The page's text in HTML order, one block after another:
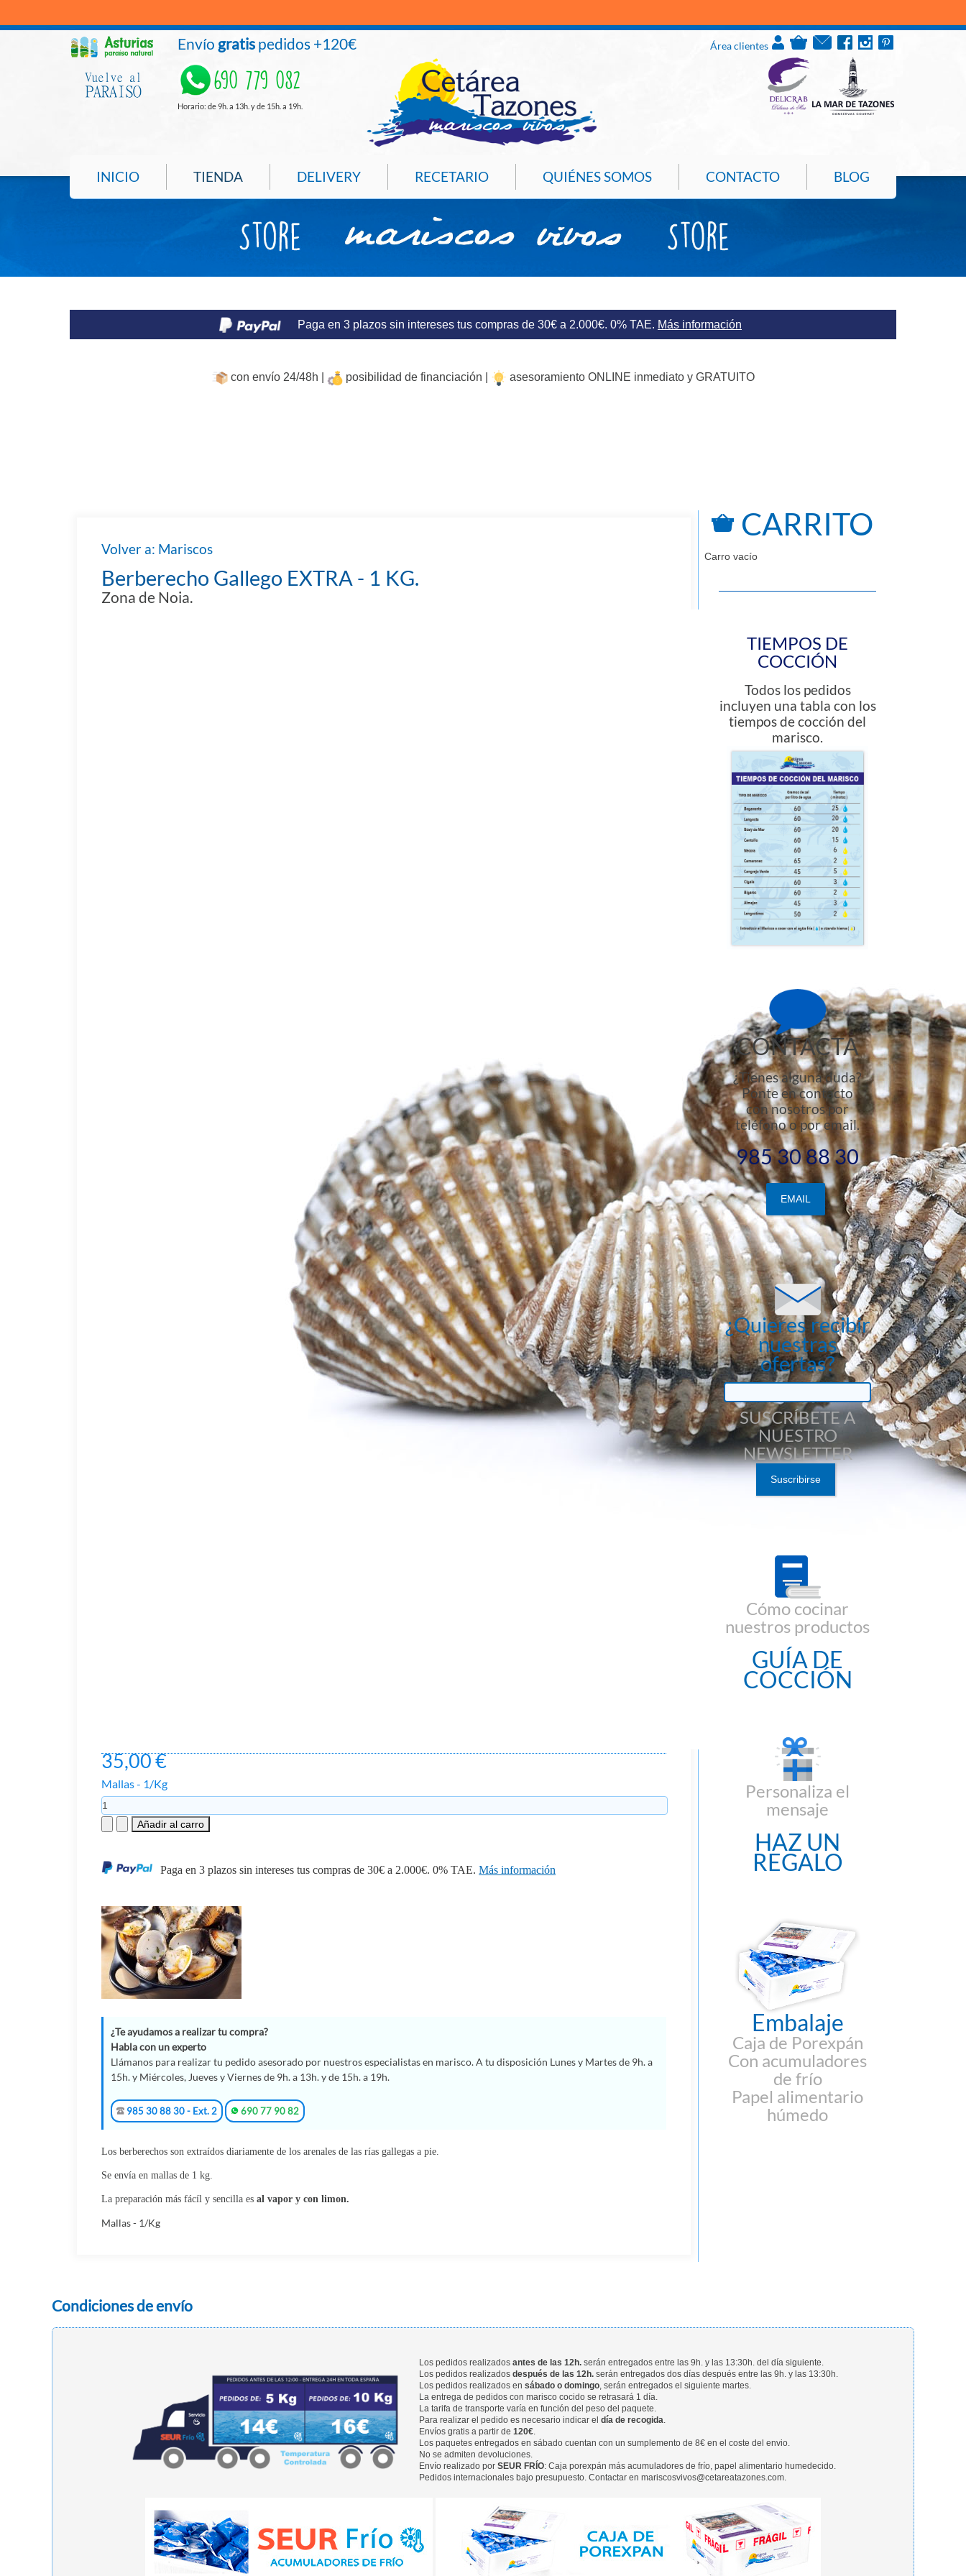
Envío gratispedidos +120€ Área clientes
690 779 082
Horario: de 9h. a 13h. y de 15h. a 19h.
INICIO TIENDA DELIVERY RECETARIO QUIÉNES SOMOS CONTACTO BLOG
Paga en 3 plazos sin intereses tus compras de 30€ a 2.000€. 0% TAE. Más información
con envío 24/48h | posibilidad de financiación | asesoramiento ONLINE inmediato y GRATUITO
Volver a: Mariscos
Berberecho Gallego EXTRA - 1 KG.
Zona de Noia.
35,00 €
Mallas - 1/Kg
Paga en 3 plazos sin intereses tus compras de 30€ a 2.000€. 0% TAE.Más información
¿Te ayudamos a realizar tu compra?
Habla con un experto
Llámanos para realizar tu pedido asesorado por nuestros especialistas en marisco. A tu disposición Lunes y Martes de 9h. a
15h. y Miércoles, Jueves y Viernes de 9h. a 13h. y de 15h. a 19h.
985 30 88 30 - Ext. 2 690 77 90 82
Los berberechos son extraídos diariamente de los arenales de las rías gallegas a pie.
Se envía en mallas de 1 kg.
La preparación más fácíl y sencilla esal vapor y con limon.
Mallas - 1/Kg
CARRITO
Carro vacío
TIEMPOS DE
COCCIÓN
Todos los pedidos
incluyen una tabla con los
tiempos de cocción del
marisco.
CONTACTA
¿Tienes alguna duda?
Ponte en contacto
con nosotros por
teléfono o por email.
985 30 88 30
EMAIL
¿Quieres recibir
nuestras
ofertas?
SUSCRÍBETE A
NUESTRO
NEWSLETTER
Cómo cocinar
nuestros productos
GUÍA DE
COCCIÓN
Personaliza el
mensaje
HAZ UN
REGALO
Embalaje
Caja de Porexpán
Con acumuladores
de frío
Papel alimentario
húmedo
Condiciones de envío
Los pedidos realizados antes de las 12h.serán entregados entre las 9h. y las 13:30h. del día siguiente.
Los pedidos realizados después de las 12h.serán entregados dos días después entre las 9h. y las 13:30h.
Los pedidos realizados en sábado o domingo, serán entregados el siguiente martes.
La entrega de pedidos con marisco cocido se retrasará 1 día.
La tarifa de transporte varía en función del peso del paquete.
Para realizar el pedido es necesario indicar el día de recogida.
Envíos gratis a partir de 120€.
Los paquetes entregados en sábado cuentan con un sumplemento de 8€ en el coste del envio.
No se admiten devoluciones.
Envío realizado por SEUR FRÍO: Caja porexpán más acumuladores de frío, papel alimentario humedecido.
Pedidos internacionales bajo presupuesto. Contactar en mariscosvivos@cetareatazones.com.